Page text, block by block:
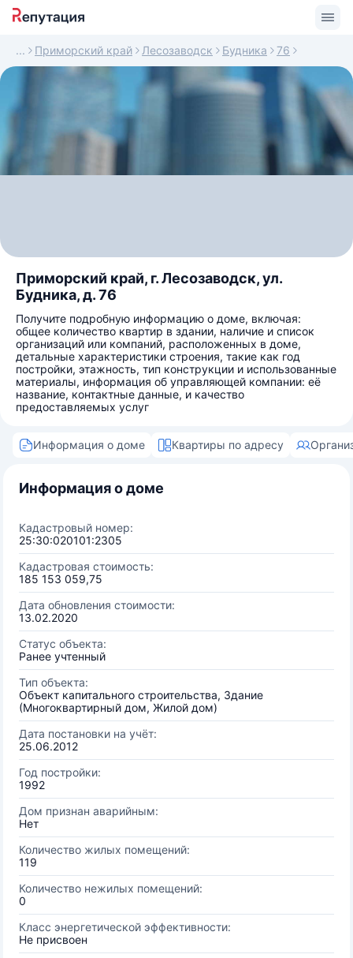
Приморский край Лесозаводск Будника 76
Приморский край, г. Лесозаводск, ул.
Будника, д. 76
Получите подробную информацию о доме, включая:
общее количество квартир в здании, наличие и список
организаций или компаний, расположенных в доме,
детальные характеристики строения, такие как год
постройки, этажность, тип конструкции и использованные
материалы, информация об управляющей компании: её
название, контактные данные, и качество
предоставляемых услуг
Информация о доме Квартиры по адресу
Информация о доме
Кадастровый номер:
25:30:020101:2305
Кадастровая стоимость:
185 153 059,75
Дата обновления стоимости:
13.02.2020
Статус объекта:
Ранее учтенный
Тип объекта:
Объект капитального строительства, Здание
(Многоквартирный дом, Жилой дом)
Дата постановки на учёт:
25.06.2012
Год постройки:
1992
Дом признан аварийным:
Нет
Количество жилых помещений:
119
Количество нежилых помещений:
0
Класс энергетической эффективности:
Не присвоен